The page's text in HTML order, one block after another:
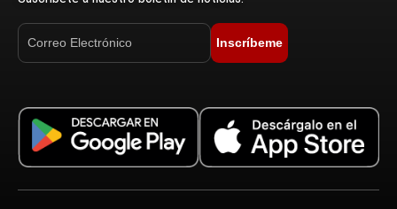
Inscríbeme